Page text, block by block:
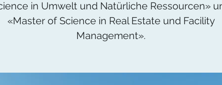
in Umwelt und Natürliche Ressourcen»
«Master of Science in Real Estate und Facility
Management».